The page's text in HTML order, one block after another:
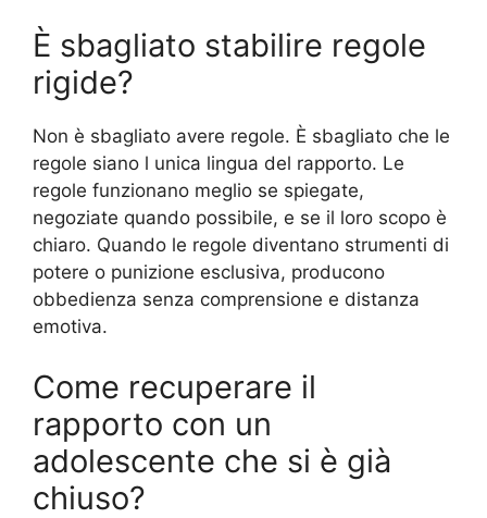
È sbagliato stabilire regole
rigide?
Non è sbagliato avere regole. È sbagliato che le
regole siano l unica lingua del rapporto. Le
regole funzionano meglio se spiegate,
negoziate quando possibile, e se il loro scopo è
chiaro. Quando le regole diventano strumenti di
potere o punizione esclusiva, producono
obbedienza senza comprensione e distanza
emotiva.
Come recuperare il
rapporto con un
adolescente che si è già
chiuso?